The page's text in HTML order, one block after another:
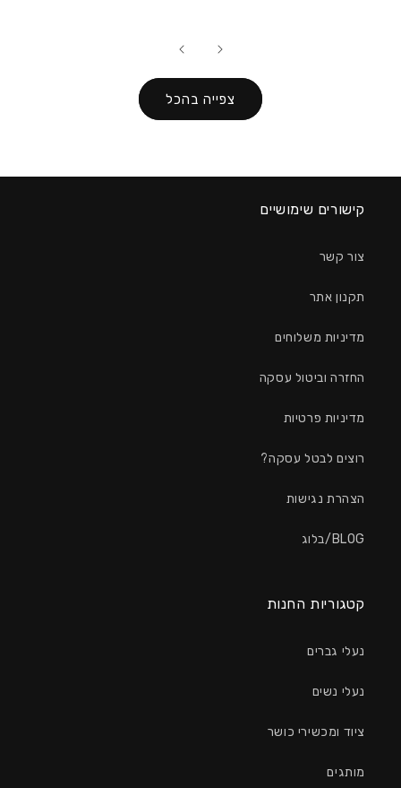
צפייה בהכל
קישורים שימושיים
צור קשר
תקנון אתר
מדיניות משלוחים
החזרה וביטול עסקה
מדיניות פרטיות
רוצים לבטל עסקה?
הצהרת נגישות
BLOG/בלוג
קטגוריות החנות
נעלי גברים
נעלי נשים
ציוד ומכשירי כושר
מותגים